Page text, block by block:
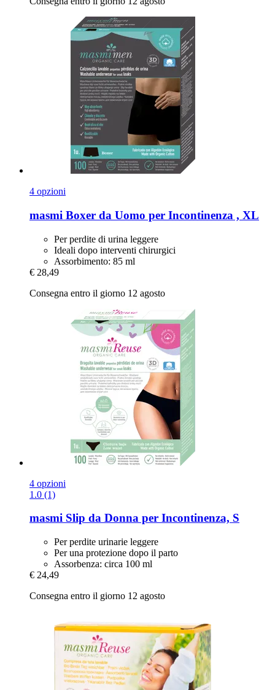
4 opzioni
masmi Boxer da Uomo per Incontinenza , XL
Per perdite di urina leggere
Ideali dopo interventi chirurgici
Assorbimento: 85 ml
€ 28,49
Consegna entro il giorno 12 agosto
4 opzioni
1.0 (1)
masmi Slip da Donna per Incontinenza, S
Per perdite urinarie leggere
Per una protezione dopo il parto
Assorbenza: circa 100 ml
€ 24,49
Consegna entro il giorno 12 agosto